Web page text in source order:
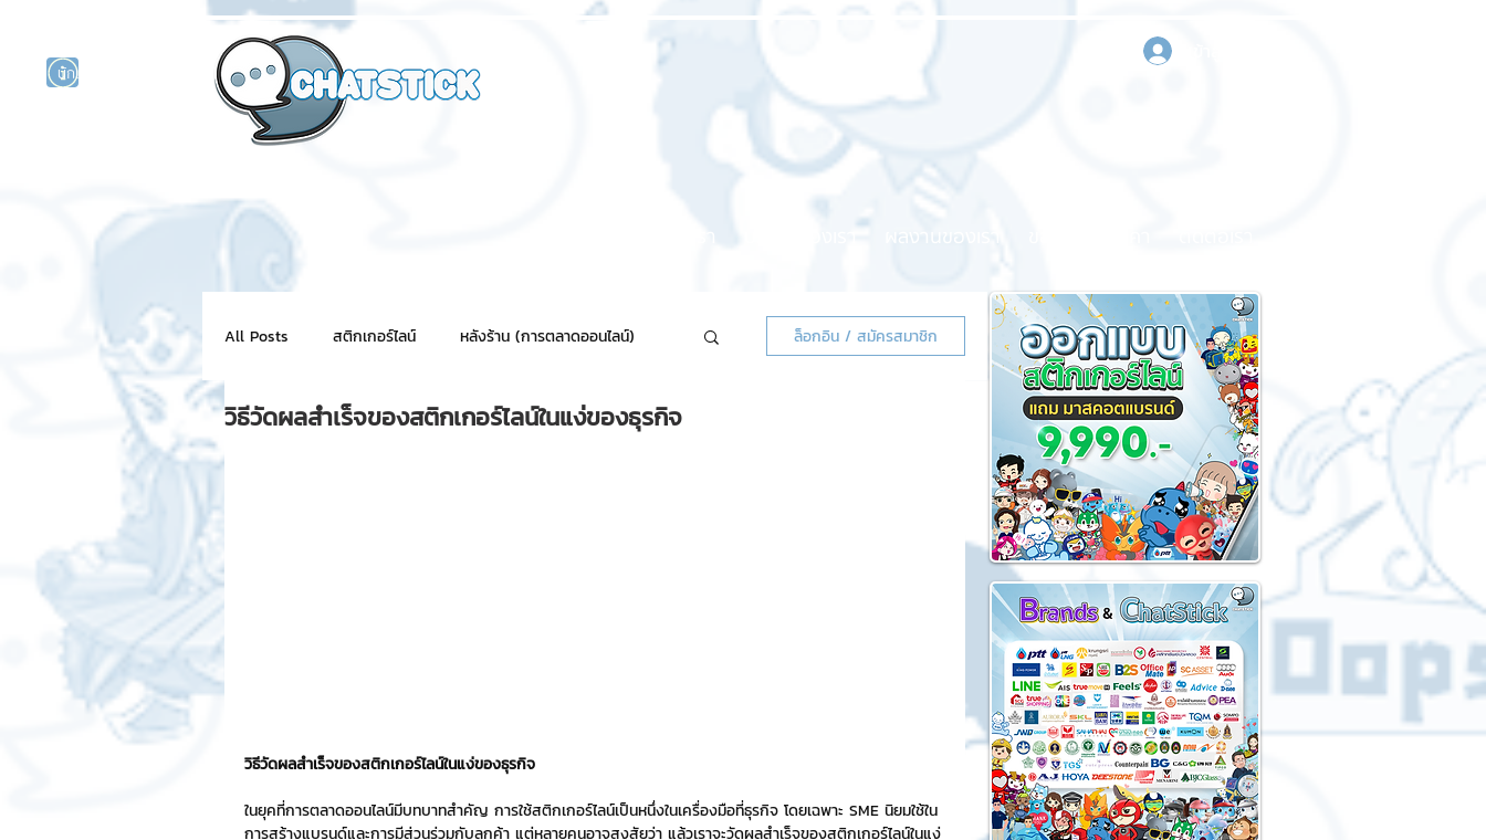
นักแสดงศิลปิน
ผลงานของเรา
All Posts สติกเกอร์ไลน์ หลังร้าน (การตลาดออนไลน์)
NFT for BRAND สติ๊กเกอร์ไลน์แจกฟรี
การออกแบบและดีไซน์
ล็อกอิน / สมัครสมาชิก
วิธีวัดผลสำเร็จของสติกเกอร์ไลน์ในแง่ของธุรกิจ
วิธีวัดผลสำเร็จของสติกเกอร์ไลน์ในแง่ของธุรกิจ
ในยุคที่การตลาดออนไลน์มีบทบาทสำคัญ การใช้สติกเกอร์ไลน์เป็นหนึ่งในเครื่องมือที่ธุรกิจ โดยเฉพาะ SME นิยมใช้ใน
การสร้างแบรนด์และการมีส่วนร่วมกับลูกค้า แต่หลายคนอาจสงสัยว่า แล้วเราจะวัดผลสำเร็จของสติกเกอร์ไลน์ในแง่